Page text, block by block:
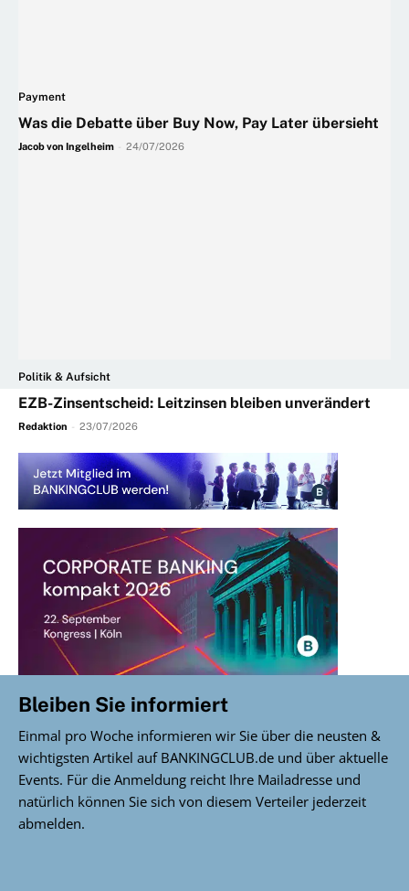
Payment
Was die Debatte über Buy Now, Pay Later übersieht
Jacob von Ingelheim 24/07/2026
Politik & Aufsicht
EZB-Zinsentscheid: Leitzinsen bleiben unverändert
Redaktion - 23/07/2026
Bleiben Sie informiert
Einmal pro Woche informieren wir Sie über die neusten &
wichtigsten Artikel auf BANKINGCLUB.de und über aktuelle
Events. Für die Anmeldung reicht Ihre Mailadresse und
natürlich können Sie sich von diesem Verteiler jederzeit
abmelden.